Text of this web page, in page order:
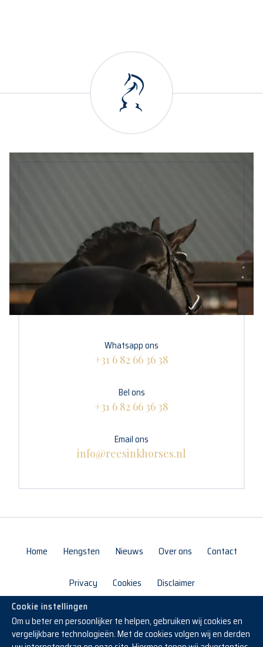
Whatsapp ons
+31 6 82 66 36 38
Bel ons
+31 6 82 66 36 38
Email ons
info@reesinkhorses.nl
Home Hengsten Nieuws Over ons Contact
Privacy Cookies Disclaimer
Cookie instellingen
Om u beter en persoonlijker te helpen, gebruiken wij cookies en
vergelijkbare technologieën. Met de cookies volgen wij en derden